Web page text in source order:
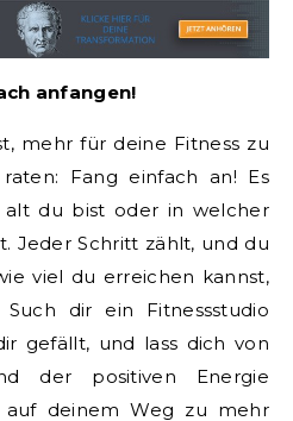
anfangen!
mehr für deine Fitness zu
Fang einfach an! Es
alt du bist oder in welcher
Jeder Schritt zählt, und du
viel du erreichen kannst,
dir ein Fitnessstudio
gefällt, und lass dich von
der positiven Energie
auf deinem Weg zu mehr